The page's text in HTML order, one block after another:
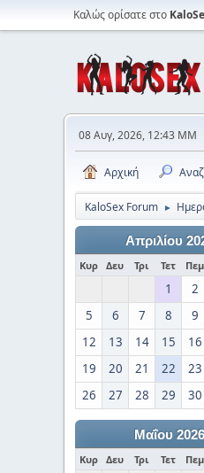
Καλώς ορίσατε στο
08 Αυγ, 2026, 12:43 ΜΜ
Αρχική
KaloSex Forum ►
Απριλίου
Κυρ Δευ Τρι Τετ Πεμ
1 2
5
6 7 8 9
12
13 14 15 16
19
20 21 22 23
26
27 28 29 30
Μαΐου 2026
Κυρ Δευ Τρι Τετ Πεμ